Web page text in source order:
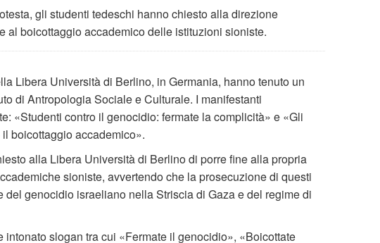
gli studenti tedeschi hanno chiesto alla direzione
al boicottaggio accademico delle istituzioni sioniste.
Libera Università di Berlino, in Germania, hanno tenuto un
di Antropologia Sociale e Culturale. I manifestanti
«Studenti contro il genocidio: fermate la complicità» e «Gli
boicottaggio accademico».
alla Libera Università di Berlino di porre fine alla propria
sioniste, avvertendo che la prosecuzione di questi
del genocidio israeliano nella Striscia di Gaza e del regime di
slogan tra cui «Fermate il genocidio», «Boicottate